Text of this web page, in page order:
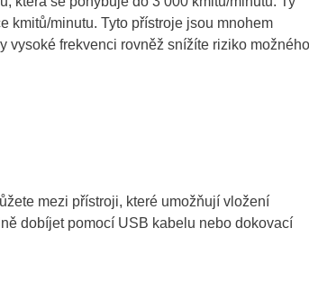
kmitů/minutu. Tyto přístroje jsou mnohem
vysoké frekvenci rovněž snížíte riziko možného
mezi přístroji, které umožňují vložení
dobíjet pomocí USB kabelu nebo dokovací